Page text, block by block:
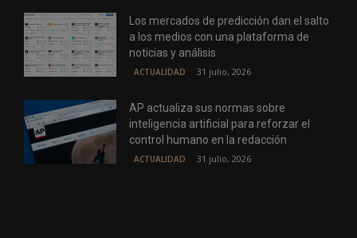
Los mercados de predicción dan el salto
a los medios con una plataforma de
noticias y análisis
ACTUALIDAD 31 julio, 2026
AP actualiza sus normas sobre
inteligencia artificial para reforzar el
control humano en la redacción
ACTUALIDAD 31 julio, 2026